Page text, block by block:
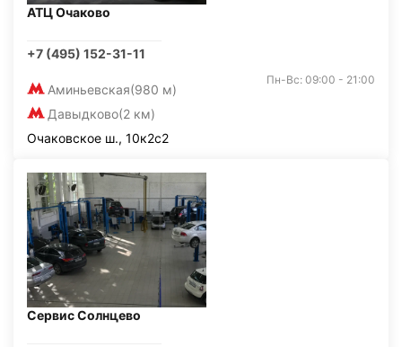
АТЦ Очаково
+7 (495) 152-31-11
Аминьевская(980 м)
Давыдково(2 км)
Пн-Вс: 09:00 - 21:00
Очаковское ш., 10к2с2
Сервис Солнцево